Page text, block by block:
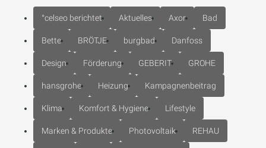
°celseo berichtet Aktuelles Axor Bad
Bette BRÖTJE burgbad Danfoss
Design Förderung GEBERIT GROHE
hansgrohe Heizung Kampagnenbeitrag
Klima Komfort & Hygiene Lifestyle
Marken & Produkte Photovoltaik REHAU